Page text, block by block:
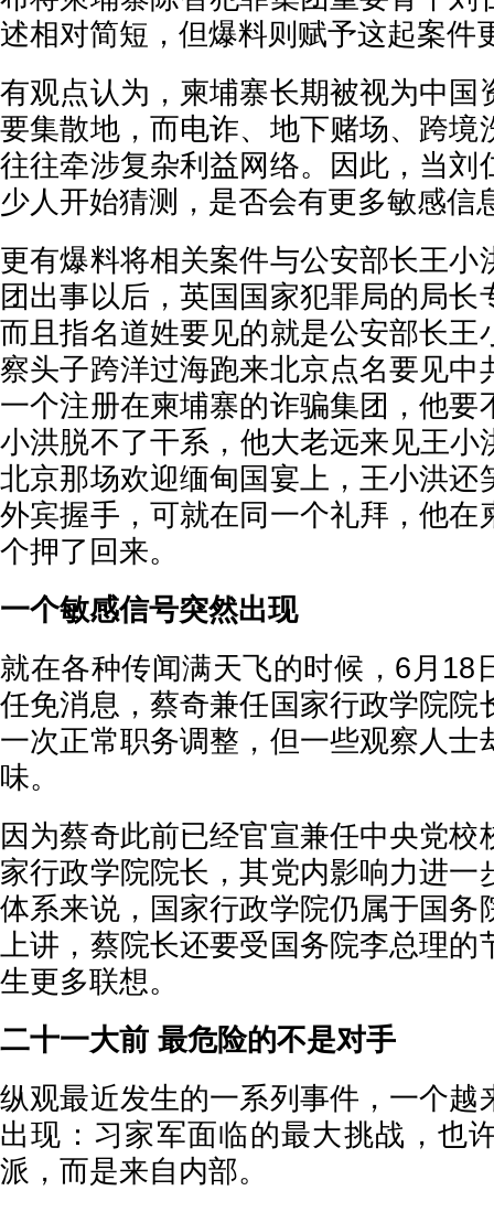
述相对简短，但爆料则赋予这起案件
有观点认为，柬埔寨长期被视为中国
要集散地，而电诈、地下赌场、跨境
往往牵涉复杂利益网络。因此，当刘
少人开始猜测，是否会有更多敏感信
更有爆料将相关案件与公安部长王小
团出事以后，英国国家犯罪局的局长
而且指名道姓要见的就是公安部长王
察头子跨洋过海跑来北京点名要见中
一个注册在柬埔寨的诈骗集团，他要
小洪脱不了干系，他大老远来见王小
北京那场欢迎缅甸国宴上，王小洪还
外宾握手，可就在同一个礼拜，他在
个押了回来。
一个敏感信号突然出现
就在各种传闻满天飞的时候，6月18
任免消息，蔡奇兼任国家行政学院院
一次正常职务调整，但一些观察人士
味。
因为蔡奇此前已经官宣兼任中央党校
家行政学院院长，其党内影响力进一
体系来说，国家行政学院仍属于国务
上讲，蔡院长还要受国务院李总理的
生更多联想。
二十一大前 最危险的不是对手
纵观最近发生的一系列事件，一个越
出现：习家军面临的最大挑战，也
派，而是来自内部。